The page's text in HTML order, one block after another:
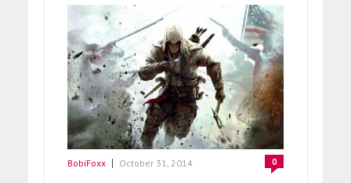
BobiFoxx October 31, 2014 0